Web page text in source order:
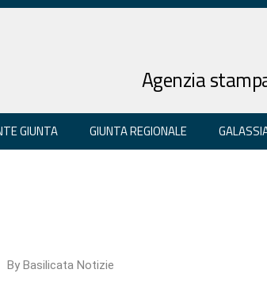
Agenzia
GIUNTA GIUNTA REGIONALE
By Basilicata Notizie